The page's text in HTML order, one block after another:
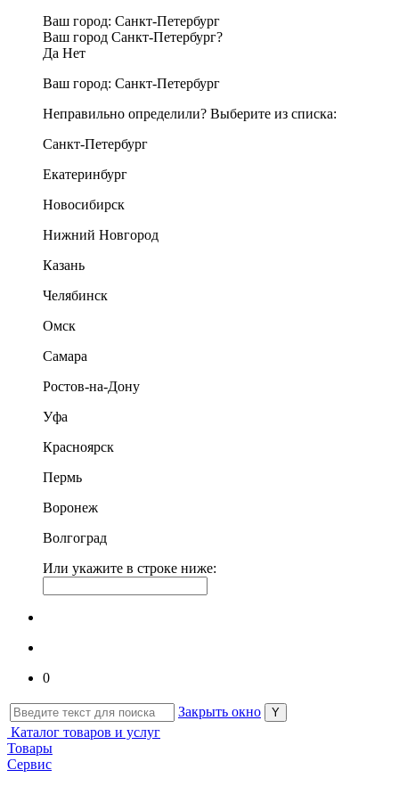
Ваш город: Санкт-Петербург
Ваш город Санкт-Петербург?
Да Нет
Ваш город: Санкт-Петербург
Неправильно определили? Выберите из списка:
Санкт-Петербург
Екатеринбург
Новосибирск
Нижний Новгород
Казань
Челябинск
Омск
Самара
Ростов-на-Дону
Уфа
Красноярск
Пермь
Воронеж
Волгоград
Или укажите в строке ниже:
0
Закрыть окно
Каталог товаров и услуг
Товары
Сервис